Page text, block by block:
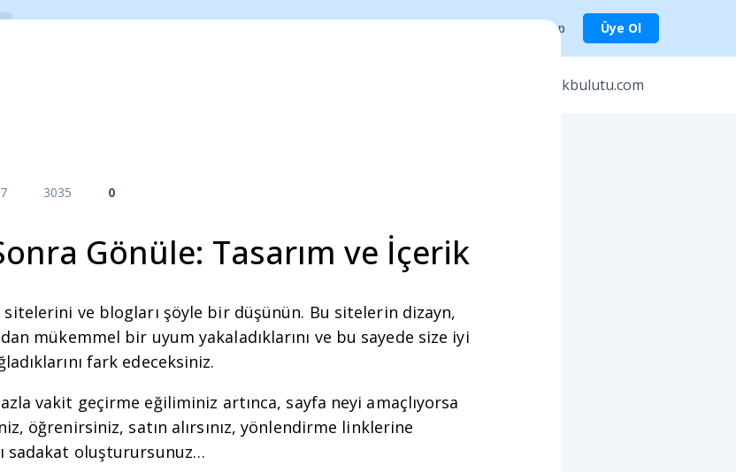
Giriş Yap Üye Ol
icerikbulutu.com
3035 0
Gönüle: Tasarım ve İçerik
sitelerini ve blogları şöyle bir düşünün. Bu sitelerin dizayn,
mükemmel bir uyum yakaladıklarını ve bu sayede size iyi
fark edeceksiniz.
vakit geçirme eğiliminiz artınca, sayfa neyi amaçlıyorsa
öğrenirsiniz, satın alırsınız, yönlendirme linklerine
sadakat oluşturursunuz…